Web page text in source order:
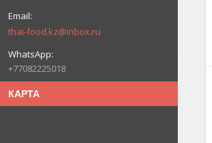
thai-food.kz@inbox.ru
+77082225018
КАРТА